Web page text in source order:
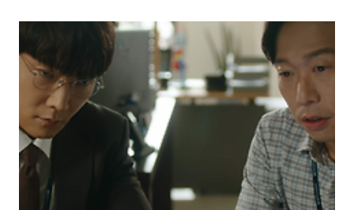
7회를 못 보신 분들은 아래의 버튼을 클릭하여 리뷰를 확인해 주시기 바
랍니다. 어제(7일) 방영된 낮과 밤이 다른 그녀 8회는 전국 가구 평균 시
청률 8.4%, 수도권 가구 평균 시청률 9.1%를 기록하며 자체 최고 시청
률을 경신했습니다. 그럼 드라마 '낮과 밤이 다른 그녀' 8회 리뷰 시작하
겠습니다. 2024.07.07 - [방송리뷰] - jtbc드라마 낮과 ..